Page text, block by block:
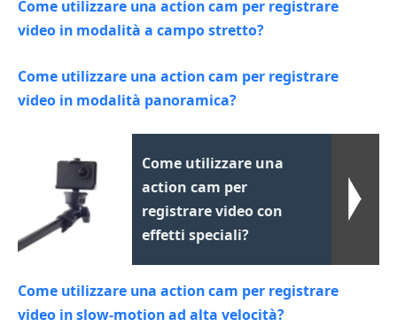
Come utilizzare una action cam per registrare
video in modalità a campo stretto?
Come utilizzare una action cam per registrare
video in modalità panoramica?
Come utilizzare una
action cam per
registrare video con
effetti speciali?
Come utilizzare una action cam per registrare
video in slow-motion ad alta velocità?